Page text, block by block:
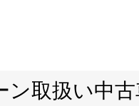
ン取扱い中